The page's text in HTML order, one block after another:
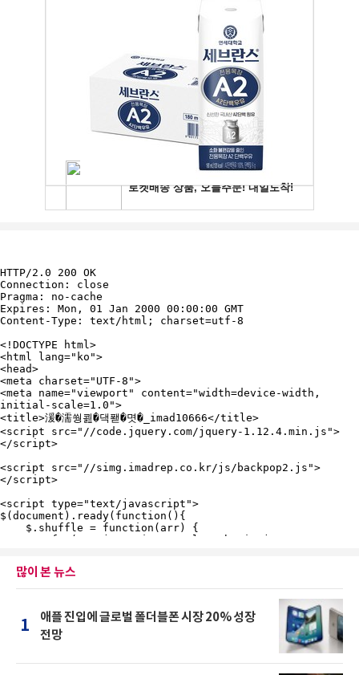
많이 본 뉴스
1
애플 진입에 글로벌 폴더블폰 시장 20% 성장
전망